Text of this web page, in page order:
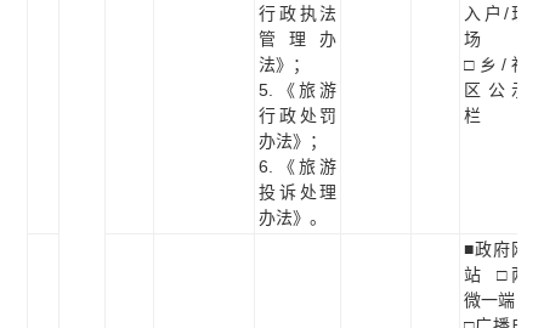
行政执法
管理办
法》；
5.《旅游
行政处罚
办法》；
6.《旅游
投诉处理
办法》。
入户/现
场
□乡/社
区公示
栏
■政府网
站 □两
微一端